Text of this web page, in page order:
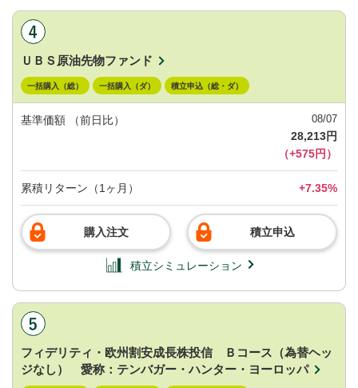
ＵＢＳ原油先物ファンド
一括購入（総） 一括購入（ダ） 積立申込（総・ダ）
基準価額 （前日比） 08/07
28,213円
（+575円）
累積リターン（1ヶ月） +7.35%
購入注文 積立申込
積立シミュレーション
フィデリティ・欧州割安成長株投信 Ｂコース（為替ヘッ
ジなし） 愛称：テンバガー・ハンター・ヨーロッパ